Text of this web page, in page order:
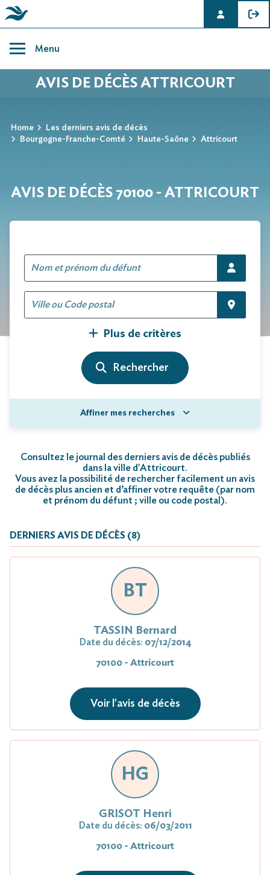
content
Menu
AVIS DE DÉCÈS ATTRICOURT
Home
Les derniers avis de décès
Bourgogne-Franche-Comté
Haute-Saône Attricourt
AVIS DE DÉCÈS 70100 - ATTRICOURT
Plus de critères
Affiner mes recherches
Consultez le journal des derniers avis de décès publiés
dans la ville d'Attricourt.
Vous avez la possibilité de rechercher facilement un avis
de décès plus ancien et d’affiner votre requête (par nom
et prénom du défunt ; ville ou code postal).
DERNIERS AVIS DE DÉCÈS (8)
BT
TASSIN Bernard
Date du décès: 07/12/2014
70100 - Attricourt
Voir l'avis de décès
HG
GRISOT Henri
Date du décès: 06/03/2011
70100 - Attricourt